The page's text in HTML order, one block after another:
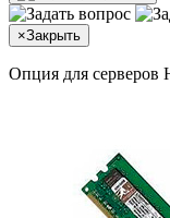
×Закрыть
Опция для серверов